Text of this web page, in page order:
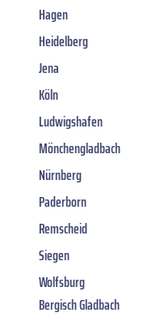
Hagen
Heidelberg
Jena
Köln
Ludwigshafen
Mönchengladbach
Nürnberg
Paderborn
Remscheid
Siegen
Wolfsburg
Bergisch Gladbach